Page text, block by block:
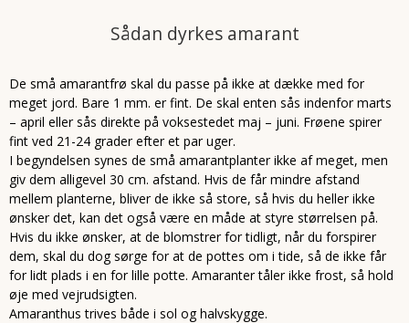
Sådan dyrkes amarant
De små amarantfrø skal du passe på ikke at dække med for
meget jord. Bare 1 mm. er fint. De skal enten sås indenfor marts
– april eller sås direkte på voksestedet maj – juni. Frøene spirer
fint ved 21-24 grader efter et par uger.
I begyndelsen synes de små amarantplanter ikke af meget, men
giv dem alligevel 30 cm. afstand. Hvis de får mindre afstand
mellem planterne, bliver de ikke så store, så hvis du heller ikke
ønsker det, kan det også være en måde at styre størrelsen på.
Hvis du ikke ønsker, at de blomstrer for tidligt, når du forspirer
dem, skal du dog sørge for at de pottes om i tide, så de ikke får
for lidt plads i en for lille potte. Amaranter tåler ikke frost, så hold
øje med vejrudsigten.
Amaranthus trives både i sol og halvskygge.